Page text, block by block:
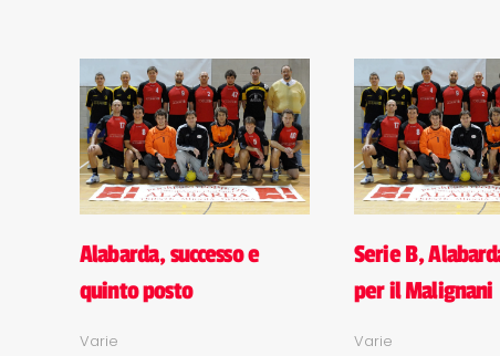
Alabarda, successo e
quinto posto
Varie
Serie B,
per il Malignani
Varie